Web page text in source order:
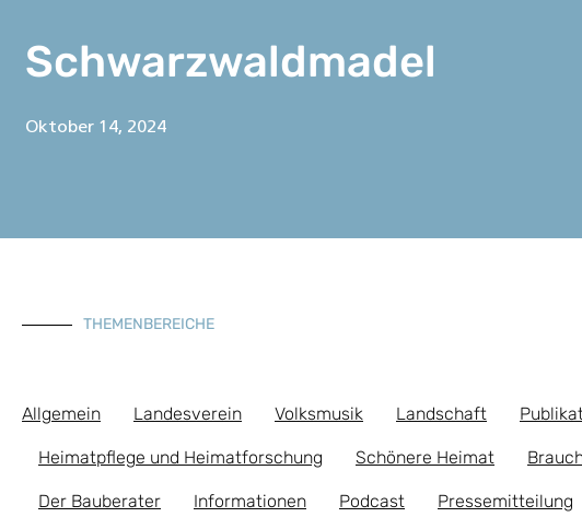
Schwarzwaldmadel
Oktober 14, 2024
THEMENBEREICHE
Allgemein Landesverein Volksmusik Landschaft
Heimatpflege und Heimatforschung Schönere Heimat
Der Bauberater Informationen Podcast Pressemitteilung